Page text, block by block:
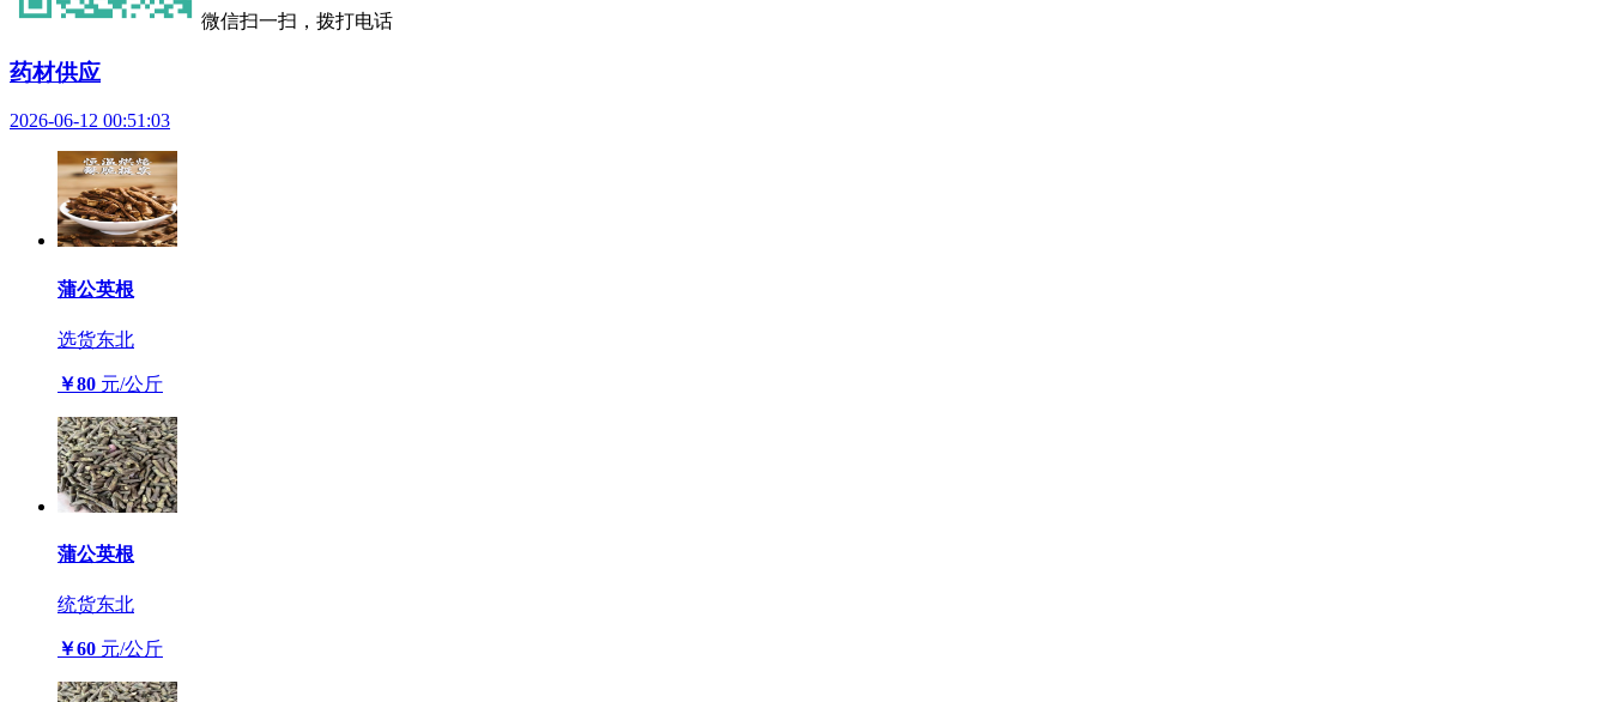
微信扫一扫，拨打电话
药材供应
2026-06-12 00:51:03
蒲公英根
选货东北
￥80 元/公斤
蒲公英根
统货东北
￥60 元/公斤